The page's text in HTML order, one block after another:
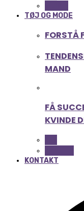
TØJ OG MODE
FORSTÅ
MAND
FÅ
KVINDE
KONTAKT